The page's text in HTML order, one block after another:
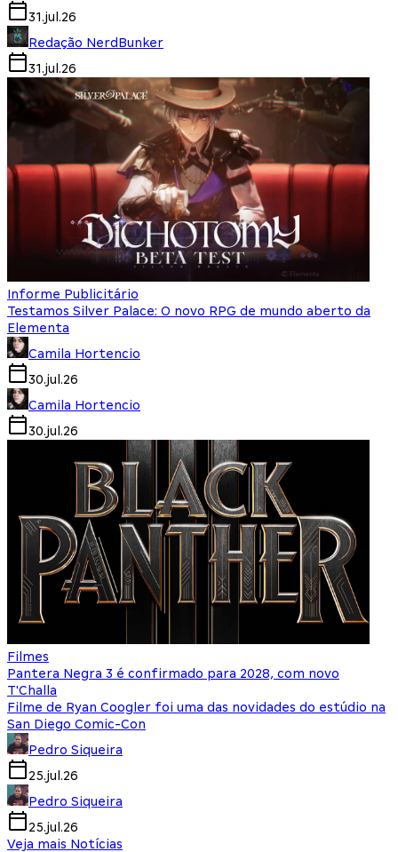
31.jul.26
Redação NerdBunker
31.jul.26
Informe Publicitário
Testamos Silver Palace: O novo RPG de mundo aberto da
Elementa
Camila Hortencio
30.jul.26
Camila Hortencio
30.jul.26
Filmes
Pantera Negra 3 é confirmado para 2028, com novo
T'Challa
Filme de Ryan Coogler foi uma das novidades do estúdio na
San Diego Comic-Con
Pedro Siqueira
25.jul.26
Pedro Siqueira
25.jul.26
Veja mais Notícias